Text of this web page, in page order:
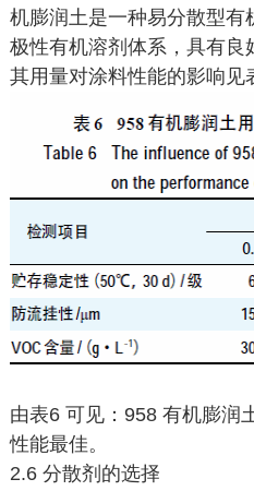
机膨润土是一种易分散型有
极性有机溶剂体系，具有良
其用量对涂料性能的影响见
由表6 可见：958 有机膨润
性能最佳。
2.6 分散剂的选择